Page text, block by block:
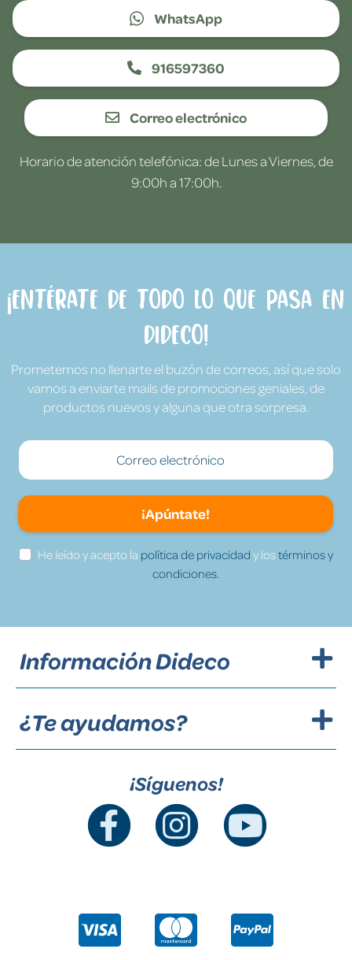
WhatsApp
916597360
Correo electrónico
Horario de atención telefónica: de Lunes a Viernes, de
9:00h a 17:00h.
¡Entérate de todo lo que pasa en
Dideco!
Prometemos no llenarte el buzón de correos, así que solo
vamos a enviarte mails de promociones geniales, de
productos nuevos y alguna que otra sorpresa.
¡Apúntate!
He leído y acepto la política de privacidad y lostérminos y
condiciones.
Información Dideco
¿Te ayudamos?
¡Síguenos!